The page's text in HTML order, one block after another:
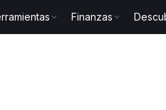
Finanzas